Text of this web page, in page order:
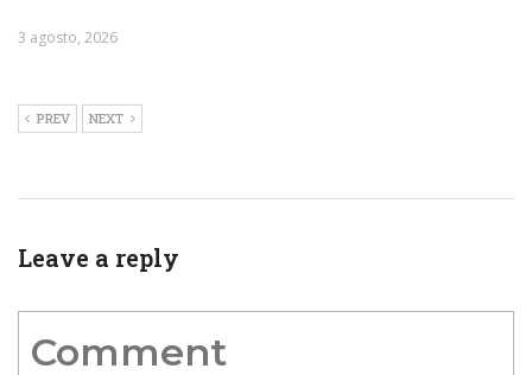
3 agosto, 2026
PREV NEXT
Leave a reply